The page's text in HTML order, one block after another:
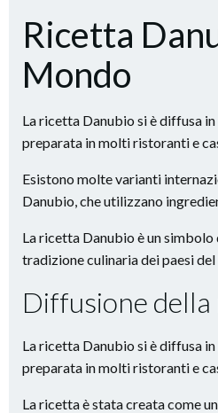
Ricetta
Mondo
La ricetta Danubio si è diffusa
preparata in molti ristoranti e
Esistono molte varianti
Danubio, che utilizzano
La ricetta Danubio è un simbolo
tradizione culinaria dei paesi
Diffusione
La ricetta Danubio si è diffusa
preparata in molti ristoranti e
La ricetta è stata creata come